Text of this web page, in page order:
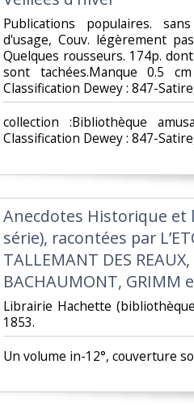
‎Publications populaires.
d'usage, Couv. légèrement
Quelques rousseurs. 174p.
sont tachées.Manque 0.5
Classification Dewey : 847-
‎collection :Bibliothèque
Classification Dewey : 847-
‎Anecdotes Historique et
série), racontées par
TALLEMANT DES
BACHAUMONT, GRIMM
‎Librairie Hachette
1853.‎
‎Un volume in-12°, couverture